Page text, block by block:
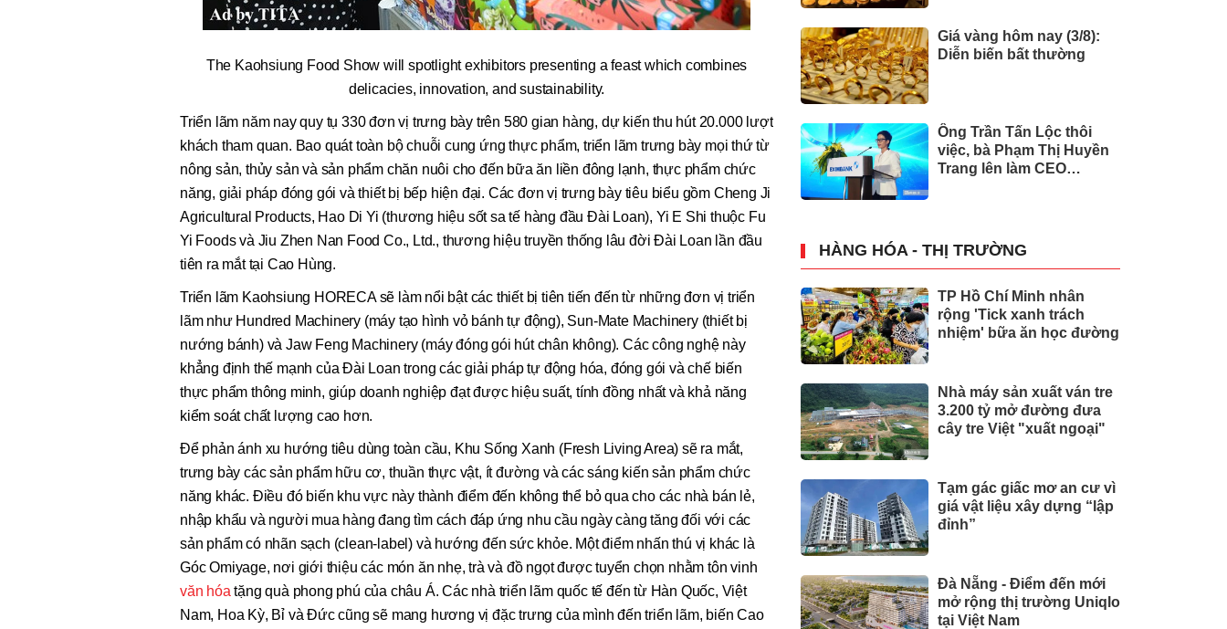
The Kaohsiung Food Show will spotlight exhibitors presenting a feast which combines
delicacies, innovation, and sustainability.
Triển lãm năm nay quy tụ 330 đơn vị trưng bày trên 580 gian hàng, dự kiến thu hút 20.000 lượt
khách tham quan. Bao quát toàn bộ chuỗi cung ứng thực phẩm, triển lãm trưng bày mọi thứ từ
nông sản, thủy sản và sản phẩm chăn nuôi cho đến bữa ăn liền đông lạnh, thực phẩm chức
năng, giải pháp đóng gói và thiết bị bếp hiện đại. Các đơn vị trưng bày tiêu biểu gồm Cheng Ji
Agricultural Products, Hao Di Yi (thương hiệu sốt sa tế hàng đầu Đài Loan), Yi E Shi thuộc Fu
Yi Foods và Jiu Zhen Nan Food Co., Ltd., thương hiệu truyền thống lâu đời Đài Loan lần đầu
tiên ra mắt tại Cao Hùng.
Triển lãm Kaohsiung HORECA sẽ làm nổi bật các thiết bị tiên tiến đến từ những đơn vị triển
lãm như Hundred Machinery (máy tạo hình vỏ bánh tự động), Sun-Mate Machinery (thiết bị
nướng bánh) và Jaw Feng Machinery (máy đóng gói hút chân không). Các công nghệ này
khẳng định thế mạnh của Đài Loan trong các giải pháp tự động hóa, đóng gói và chế biến
thực phẩm thông minh, giúp doanh nghiệp đạt được hiệu suất, tính đồng nhất và khả năng
kiểm soát chất lượng cao hơn.
Để phản ánh xu hướng tiêu dùng toàn cầu, Khu Sống Xanh (Fresh Living Area) sẽ ra mắt,
trưng bày các sản phẩm hữu cơ, thuần thực vật, ít đường và các sáng kiến sản phẩm chức
năng khác. Điều đó biến khu vực này thành điểm đến không thể bỏ qua cho các nhà bán lẻ,
nhập khẩu và người mua hàng đang tìm cách đáp ứng nhu cầu ngày càng tăng đối với các
sản phẩm có nhãn sạch (clean-label) và hướng đến sức khỏe. Một điểm nhấn thú vị khác là
Góc Omiyage, nơi giới thiệu các món ăn nhẹ, trà và đồ ngọt được tuyển chọn nhằm tôn vinh
văn hóa tặng quà phong phú của châu Á. Các nhà triển lãm quốc tế đến từ Hàn Quốc, Việt
Nam, Hoa Kỳ, Bỉ và Đức cũng sẽ mang hương vị đặc trưng của mình đến triển lãm, biến Cao
Giá vàng hôm nay (3/8):
Diễn biến bất thường
Ông Trần Tấn Lộc thôi
việc, bà Phạm Thị Huyền
Trang lên làm CEO
HÀNG HÓA - THỊ TRƯỜNG
TP Hồ Chí Minh nhân
rộng 'Tick xanh trách
nhiệm' bữa ăn học đường
Nhà máy sản xuất ván tre
3.200 tỷ mở đường đưa
cây tre Việt "xuất ngoại"
Tạm gác giấc mơ an cư vì
giá vật liệu xây dựng “lập
đỉnh”
Đà Nẵng - Điểm đến mới
mở rộng thị trường Uniqlo
tại Việt Nam